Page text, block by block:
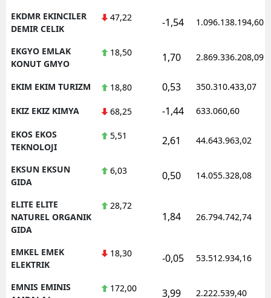
EKDMR EKINCILER
DEMIR CELIK
47,22 -1,54 1.096.138.194,60
EKGYO EMLAK
KONUT GMYO
18,50 1,70 2.869.336.208,09
EKIM EKIM TURIZM 18,80 0,53 350.310.433,07
EKIZ EKIZ KIMYA 68,25 -1,44 633.060,60
EKOS EKOS
TEKNOLOJI
5,51 2,61 44.643.963,02
EKSUN EKSUN
GIDA
6,03 0,50 14.055.328,08
ELITE ELITE
NATUREL ORGANIK
GIDA
28,72
1,84 26.794.742,74
EMKEL EMEK
ELEKTRIK
18,30 -0,05 53.512.934,16
EMNIS EMINIS
172,00 3,99 2.222.539,40